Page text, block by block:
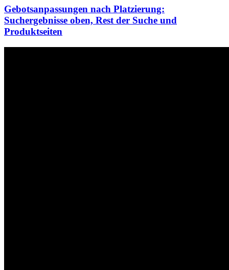
Gebotsanpassungen nach Platzierung:
Suchergebnisse oben, Rest der Suche und
Produktseiten